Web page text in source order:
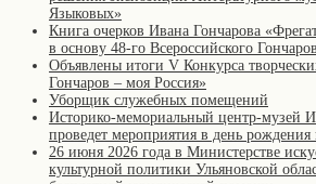
Языковых»
Книга очерков Ивана Гончарова
в основу 48-го Всероссийского
Объявлены итоги V Конкурса
Гончаров – моя Россия»
Уборщик служебных помещений
Историко-мемориальный центр-музей
проведет мероприятия в день
26 июня 2026 года в Министерстве
культурной политики Ульяновской